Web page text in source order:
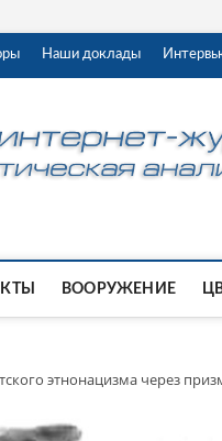
Наши доклады
ВООРУЖЕНИЕ
этнонацизма через